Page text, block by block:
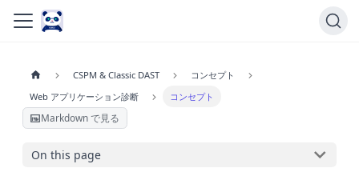
CSPM & Classic DAST
コンセプト
Web アプリケーション診断
コンセプト
Markdown で見る
On this page